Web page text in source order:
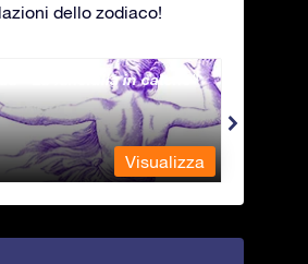
dello zodiaco!
- La fanciulla in catene
Visualizza